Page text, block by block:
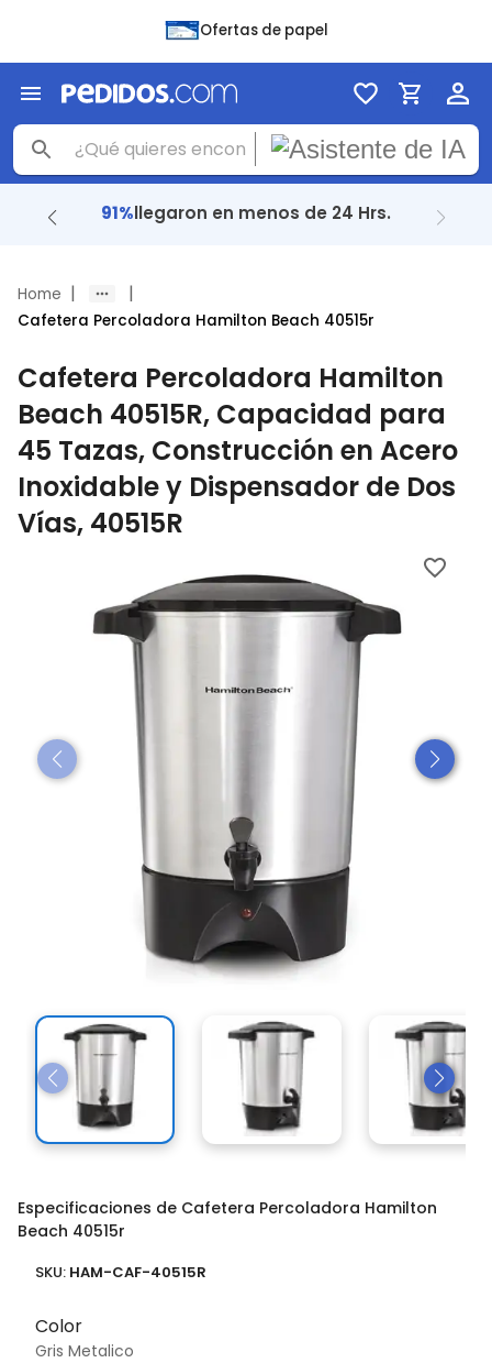
Ofertas de papel
91%llegaron en menos de 24 Hrs.
Home | |
Cafetera Percoladora Hamilton Beach 40515r
Cafetera Percoladora Hamilton
Beach 40515R, Capacidad para
45 Tazas, Construcción en Acero
Inoxidable y Dispensador de Dos
Vías, 40515R
Especificaciones de Cafetera Percoladora Hamilton
Beach 40515r
SKU: HAM-CAF-40515R
Color
Gris Metalico